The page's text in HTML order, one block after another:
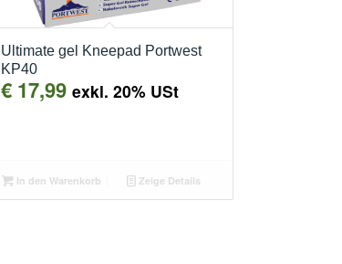
Ultimate gel Kneepad Portwest
KP40
€17,99 exkl. 20% USt
In den Warenkorb Zeige Details